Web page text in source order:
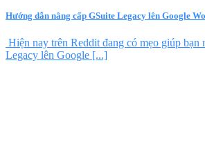
Hướng dẫn nâng cấp GSuite Legacy lên Google
Hiện nay trên Reddit đang có mẹo giúp bạn
Legacy lên Google [...]